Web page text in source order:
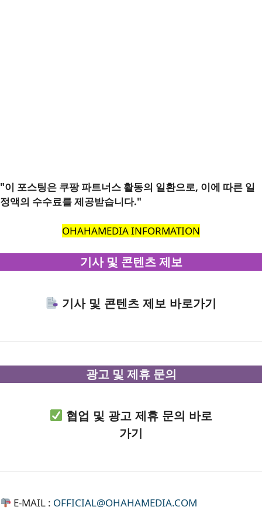
"이 포스팅은 쿠팡 파트너스 활동의 일환으로, 이에 따른 일
정액의 수수료를 제공받습니다."
OHAHAMEDIA INFORMATION
기사 및 콘텐츠 제보
기사 및 콘텐츠 제보 바로가기
광고 및 제휴 문의
협업 및 광고 제휴 문의 바로
가기
E-MAIL : OFFICIAL@OHAHAMEDIA.COM